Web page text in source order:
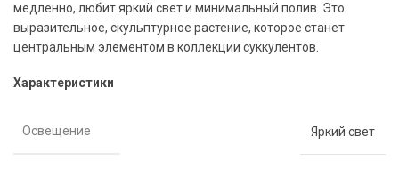
медленно, любит яркий свет и минимальный полив. Это
выразительное, скульптурное растение, которое станет
центральным элементом в коллекции суккулентов.
Характеристики
Освещение Яркий свет